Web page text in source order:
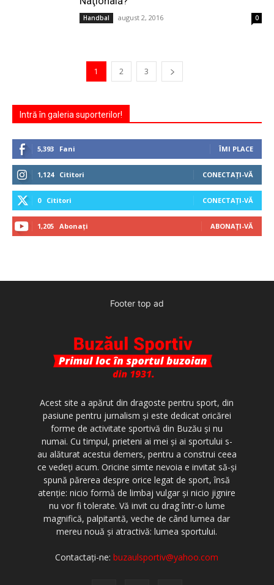
Handbal august 2, 2016 0
1 2 3
Intră în galeria suporterilor!
5,393 Fani ÎMI PLACE
1,124 Cititori CONECTAȚI-VĂ
0 Cititori CONECTAȚI-VĂ
1,205 Abonați ABONAȚI-VĂ
Footer top ad
Acest site a apărut din dragoste pentru sport, din
pasiune pentru jurnalism şi este dedicat oricărei
forme de activitate sportivă din Buzău şi nu
numai. Cu timpul, prieteni ai mei şi ai sportului s-
au alăturat acestui demers, pentru a construi ceea
ce vedeţi acum. Oricine simte nevoia e invitat să-şi
spună părerea despre orice legat de sport, însă
atenţie: nicio formă de limbaj vulgar şi nicio jignire
nu vor fi tolerate. Vă invit cu drag într-o lume
magnifică, palpitantă, veche de când lumea dar
mereu nouă şi atractivă: lumea sportului.
Contactați-ne:buzaulsportiv@yahoo.com